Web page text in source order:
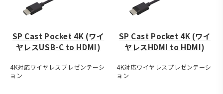
SP Cast Pocket 4K (ワイ
ヤレスUSB-C to HDMI)
4K対応ワイヤレスプレゼンテーシ
ョン
SP Cast Pocket 4K (ワイ
ヤレスHDMI to HDMI)
4K対応ワイヤレスプレゼンテーシ
ョン